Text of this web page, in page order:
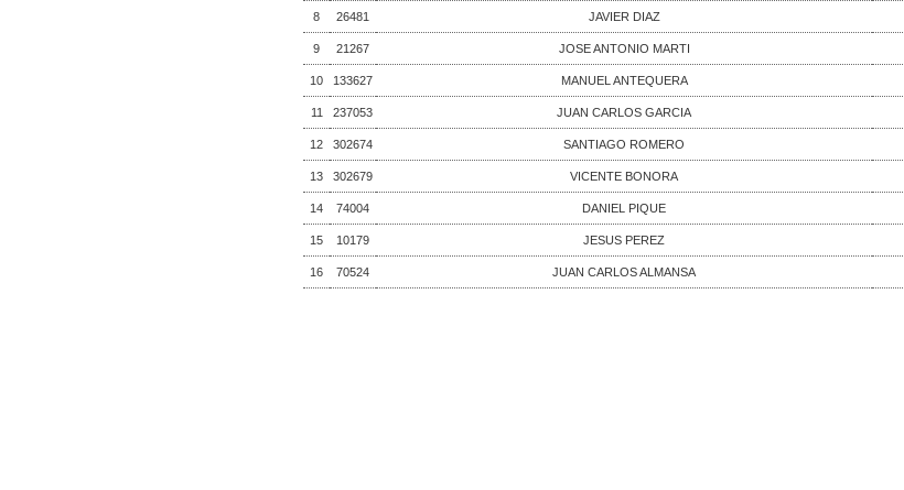
8 26481 JAVIER DIAZ
9 21267 JOSE ANTONIO MARTI
10 133627 MANUEL ANTEQUERA
11 237053 JUAN CARLOS GARCIA
12 302674 SANTIAGO ROMERO
13 302679 VICENTE BONORA
14 74004 DANIEL PIQUE
15 10179 JESUS PEREZ
16 70524 JUAN CARLOS ALMANSA